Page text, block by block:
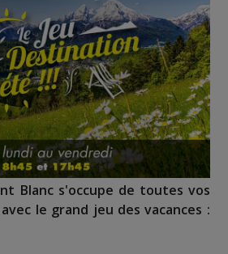
Blanc s'occupe de toutes vos
le grand jeu des vacances :